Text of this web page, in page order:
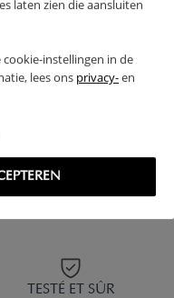
laten zien die aansluiten
cookie-instellingen in de
lees ons privacy-en
TESTÉ ET SÛR